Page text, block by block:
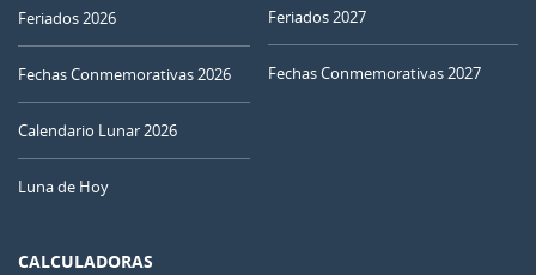
Feriados 2026
Fechas Conmemorativas 2026
Calendario Lunar 2026
Luna de Hoy
Feriados 2027
Fechas Conmemorativas 2027
CALCULADORAS